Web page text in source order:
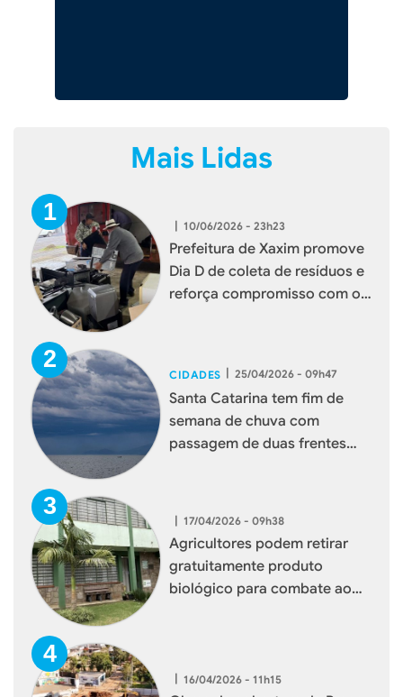
Mais Lidas
| 10/06/2026 - 23h23
Prefeitura de Xaxim promove
Dia D de coleta de resíduos e
reforça compromisso com o
CIDADES | 25/04/2026 - 09h47
Santa Catarina tem fim de
semana de chuva com
passagem de duas frentes
| 17/04/2026 - 09h38
Agricultores podem retirar
gratuitamente produto
biológico para combate ao
| 16/04/2026 - 11h15